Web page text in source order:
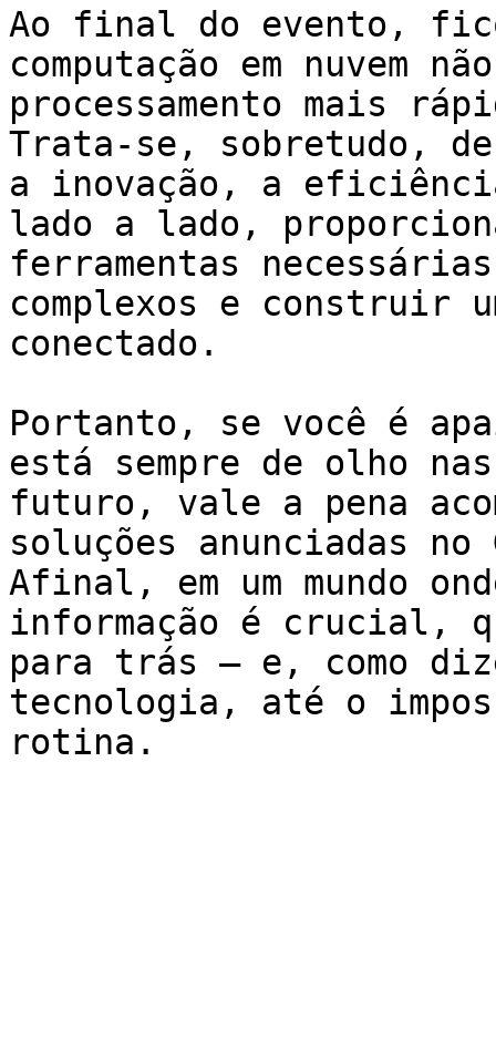
Ao final do evento,
computação em nuvem
processamento mais
Trata-se, sobretudo,
a inovação, a
lado a lado,
ferramentas
complexos e construir
conectado.
Portanto, se você é
está sempre de olho
futuro, vale a pena
soluções anunciadas no
Afinal, em um mundo
informação é crucial,
para trás – e, como
tecnologia, até o
rotina.